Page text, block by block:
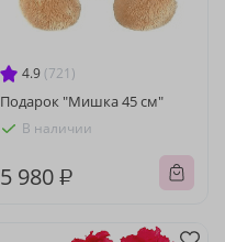
4.9 (721)
Подарок "Мишка 45 см"
В наличии
5 980 ₽